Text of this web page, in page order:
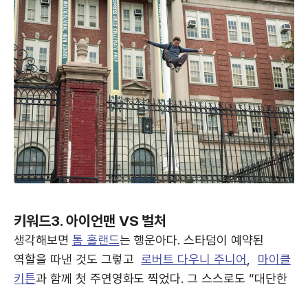
키워드3. 아이언맨 VS 벌처
생각해보면 톰 홀랜드는 행운아다. 스타덤이 예약된
역할을 따낸 것도 그렇고 로버트 다우니 주니어
마이클
키튼과 함께 첫 주연영화도 찍었다. 그 스스로도 “대단한